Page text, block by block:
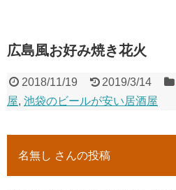
広島風お好み焼き花火
2018/11/19 2019/3/14
屋, 池袋のビールが安い居酒屋
名無し さんの投稿